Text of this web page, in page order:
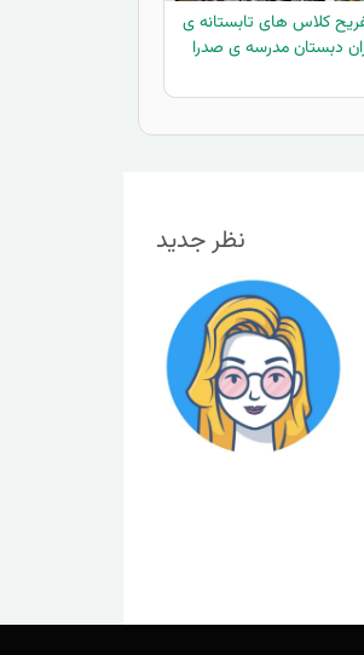
کلاس های تابستانه ی
دبستان مدرسه ی صدرا
نظر جدید